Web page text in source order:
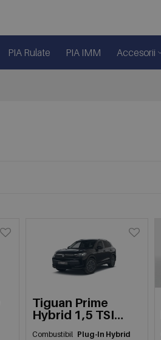
PIA Rulate PIA IMM Accesorii
Tiguan Prime
Hybrid 1,5 TSI
Combustibil Plug-In Hybrid